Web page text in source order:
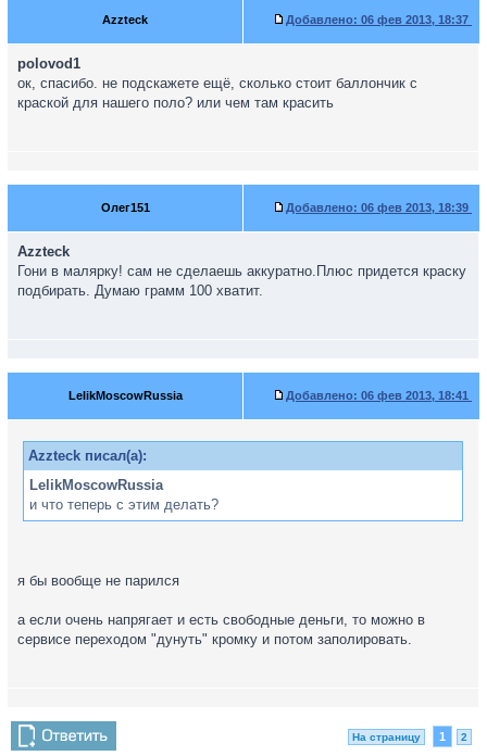
Azzteck Добавлено: 06 фев 2013, 18:37
polovod1
ок, спасибо. не подскажете ещё, сколько стоит баллончик с
краской для нашего поло? или чем там красить
Олег151 Добавлено: 06 фев 2013, 18:39
Azzteck
Гони в малярку! сам не сделаешь аккуратно.Плюс придется краску
подбирать. Думаю грамм 100 хватит.
LelikMoscowRussia Добавлено: 06 фев 2013, 18:41
Azzteck писал(а):
LelikMoscowRussia
и что теперь с этим делать?
я бы вообще не парился
а если очень напрягает и есть свободные деньги, то можно в
сервисе переходом "дунуть" кромку и потом заполировать.
На страницу 1 2